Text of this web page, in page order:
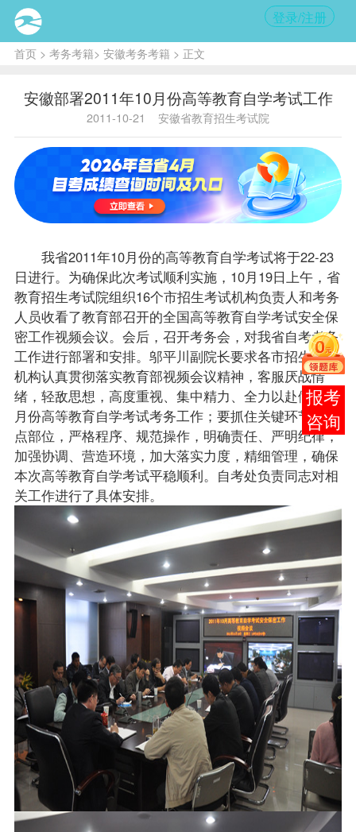
登录/注册
首页> 考务考籍> 安徽考务考籍 > 正文
安徽部署2011年10月份高等教育自学考试工作
2011-10-21 安徽省教育招生考试院
我省2011年10月份的高等教育自学考试将于22-23
日进行。为确保此次考试顺利实施，10月19日上午，省
教育招生考试院组织16个市招生考试机构负责人和考务
人员收看了教育部召开的全国高等教育自学考试安全保
密工作视频会议。会后，召开考务会，对我省自考考务
工作进行部署和安排。邬平川副院长要求各市招生考试
机构认真贯彻落实教育部视频会议精神，客服厌战情
绪，轻敌思想，高度重视、集中精力、全力以赴做好10
月份高等教育自学考试考务工作；要抓住关键环节、重
点部位，严格程序、规范操作，明确责任、严明纪律，
加强协调、营造环境，加大落实力度，精细管理，确保
本次高等教育自学考试平稳顺利。自考处负责同志对相
关工作进行了具体安排。
报考
咨询